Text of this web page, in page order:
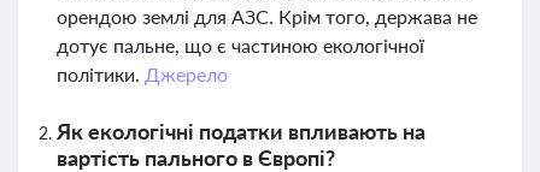
орендою землі для АЗС. Крім того, держава не
дотує пальне, що є частиною екологічної
політики. Джерело
Як екологічні податки впливають на
вартість пального в Європі?